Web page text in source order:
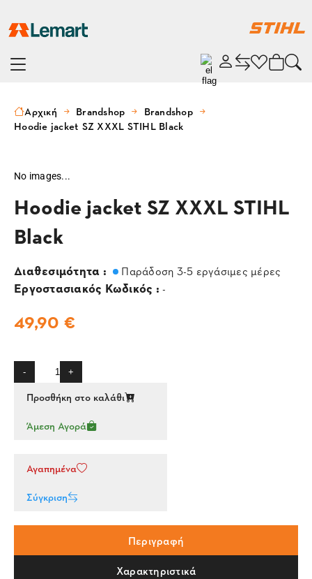
Αρχική Brandshop
Brandshop
Hoodie jacket SZ XXXL STIHL Black
No images...
Hoodie jacket SZ XXXL STIHL
Black
Διαθεσιμότητα : Παράδοση 3-5 εργάσιμες μέρες
Εργοστασιακός Κωδικός : -
49,90 €
- +
Προσθήκη στο καλάθι
Άμεση Αγορά
Αγαπημένα
Σύγκριση
Περιγραφή
Χαρακτηριστικά